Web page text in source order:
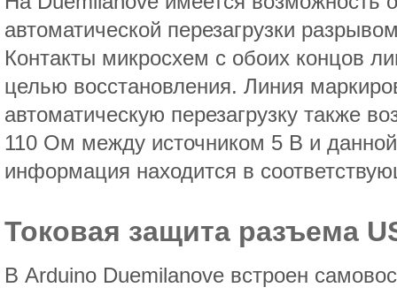
автоматической перезагрузки
Контакты микросхем с обоих концов
целью восстановления. Линия
автоматическую перезагрузку также
110 Ом между источником 5 В и
информация находится в
Токовая защита разъема
В Arduino Duemilanove встроен